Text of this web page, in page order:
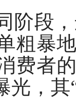
阶段
粗暴
费者
光，